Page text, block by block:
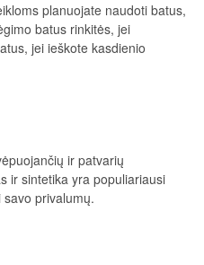
planuojate naudoti batus,
batus rinkitės, jei
jei ieškote kasdienio
ir patvarių
ir sintetika yra populiariausi
privalumų.